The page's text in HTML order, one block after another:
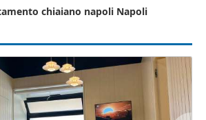
chiaiano napoli Napoli